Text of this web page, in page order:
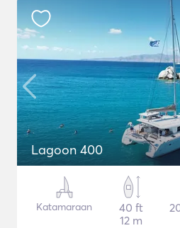
Lagoon 400
Katamaraan
40 ft
12 m